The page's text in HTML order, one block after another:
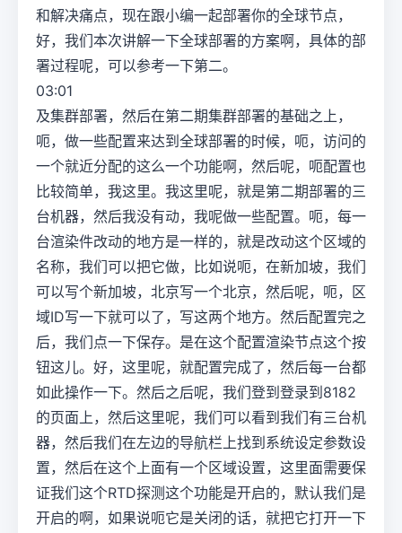
和解决痛点，现在跟小编一起部署你的全球节点，
好，我们本次讲解一下全球部署的方案啊，具体的部
署过程呢，可以参考一下第二。
03:01
及集群部署，然后在第二期集群部署的基础之上，
呃，做一些配置来达到全球部署的时候，呃，访问的
一个就近分配的这么一个功能啊，然后呢，呃配置也
比较简单，我这里。我这里呢，就是第二期部署的三
台机器，然后我没有动，我呢做一些配置。呃，每一
台渲染件改动的地方是一样的，就是改动这个区域的
名称，我们可以把它做，比如说呃，在新加坡，我们
可以写个新加坡，北京写一个北京，然后呢，呃，区
域ID写一下就可以了，写这两个地方。然后配置完之
后，我们点一下保存。是在这个配置渲染节点这个按
钮这儿。好，这里呢，就配置完成了，然后每一台都
如此操作一下。然后之后呢，我们登到登录到8182
的页面上，然后这里呢，我们可以看到我们有三台机
器，然后我们在左边的导航栏上找到系统设定参数设
置，然后在这个上面有一个区域设置，这里面需要保
证我们这个RTD探测这个功能是开启的，默认我们是
开启的啊，如果说呃它是关闭的话，就把它打开一下